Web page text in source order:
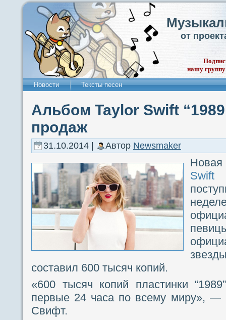
от
нашу
Новости Тексты песен
Альбом Taylor Swift
продаж
31.10.2014 | Автор Newsmaker
Swift
составил 600 тысяч копий.
«600 тысяч копий пластинки
первые 24 часа по всему миру», —
Свифт.